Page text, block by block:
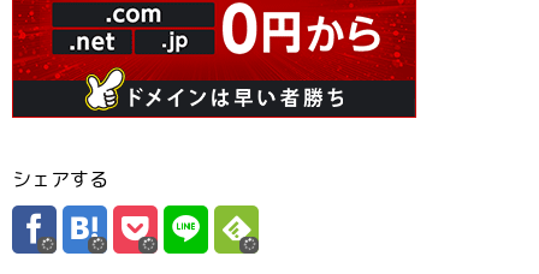
シェアする